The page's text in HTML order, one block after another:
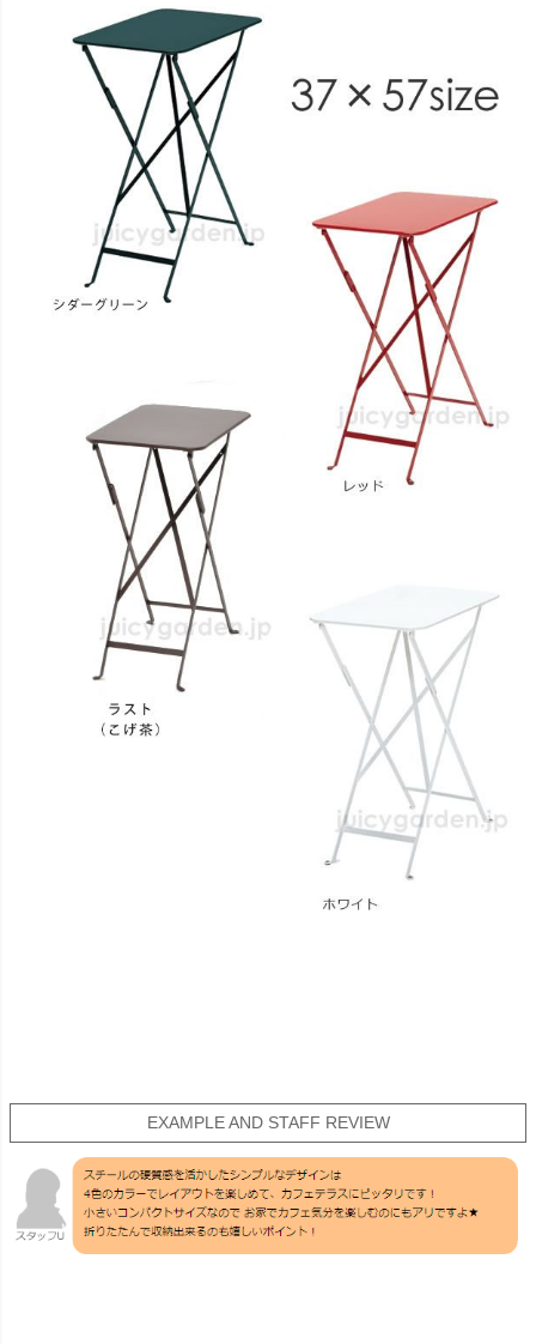
EXAMPLE AND STAFF REVIEW